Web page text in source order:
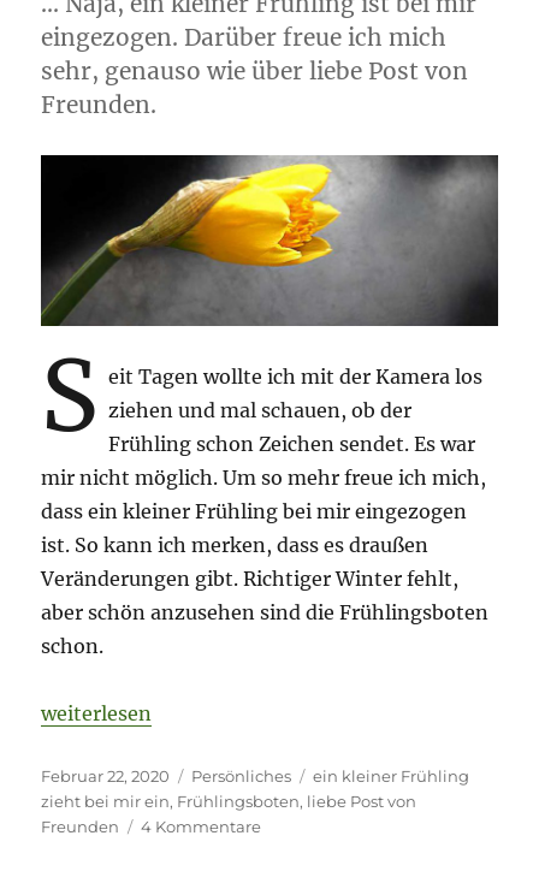
eingezogen. Darüber freue ich mich
sehr, genauso wie über liebe Post von
Freunden.
S eit Tagen wollte ich mit der Kamera los
ziehen und mal schauen, ob der
Frühling schon Zeichen sendet. Es war
mir nicht möglich. Um so mehr freue ich mich,
dass ein kleiner Frühling bei mir eingezogen
ist. So kann ich merken, dass es draußen
Veränderungen gibt. Richtiger Winter fehlt,
aber schön anzusehen sind die Frühlingsboten
schon.
„Ein kleiner Frühling ist bei mir eingezogen und
weiterlesen
Veröffentlicht
am
Februar 22, 2020 Kategorien
Persönliches Schlagwörter
ein kleiner Frühling
zieht bei mir ein, Frühlingsboten, liebe Post von
Freunden
4 Kommentarezu